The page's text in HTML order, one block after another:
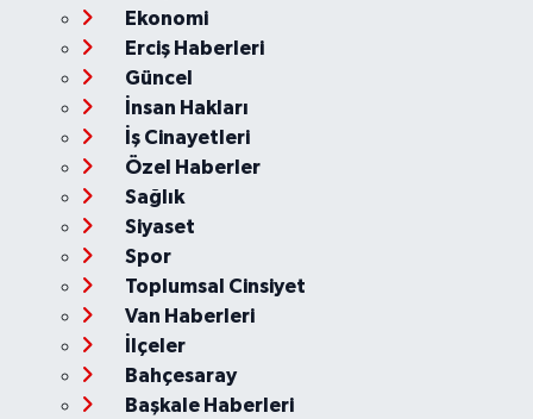
Ekonomi
Erciş Haberleri
Güncel
İnsan Hakları
İş Cinayetleri
Özel Haberler
Sağlık
Siyaset
Spor
Toplumsal Cinsiyet
Van Haberleri
İlçeler
Bahçesaray
Başkale Haberleri